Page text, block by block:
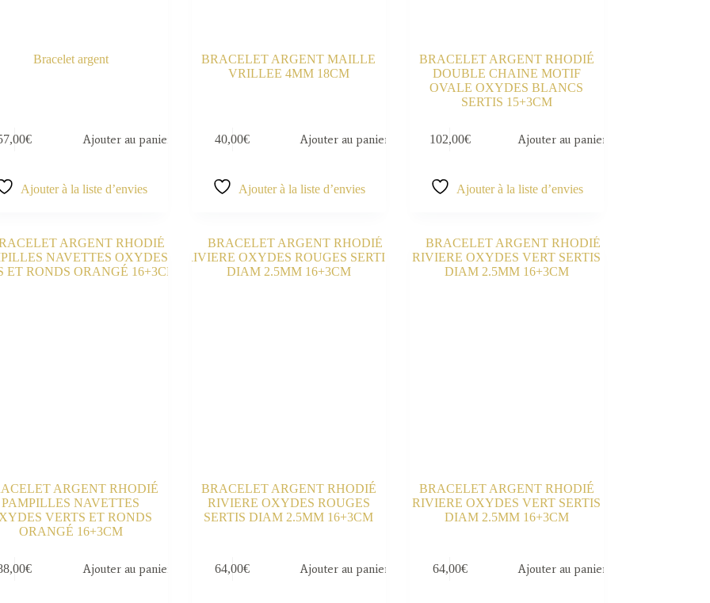
Bracelet argent
€ Ajouter au panier
Ajouter à la liste d’envies
BRACELET ARGENT MAILLE
VRILLEE 4MM 18CM
40,00€ Ajouter au panier
Ajouter à la liste d’envies
BRACELET ARGENT RHODIÉ
DOUBLE CHAINE MOTIF
OVALE OXYDES BLANCS
SERTIS 15+3CM
102,00€ Ajouter au panier
Ajouter à la liste d’envies
ARGENT RHODIÉ
PAMPILLES NAVETTES
VERTS ET RONDS
ORANGÉ 16+3CM
€ Ajouter au panier
BRACELET ARGENT RHODIÉ
RIVIERE OXYDES ROUGES
SERTIS DIAM 2.5MM 16+3CM
64,00€ Ajouter au panier
BRACELET ARGENT RHODIÉ
RIVIERE OXYDES VERT SERTIS
DIAM 2.5MM 16+3CM
64,00€ Ajouter au panier